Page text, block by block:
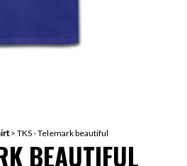
> TKS - Telemark beautiful
BEAUTIFUL